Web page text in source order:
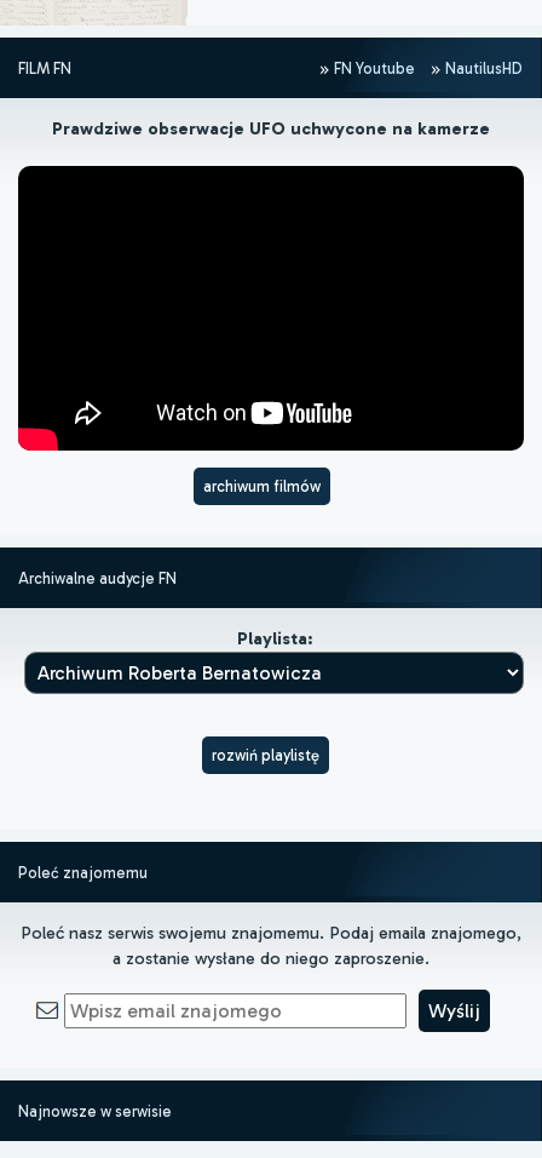
FILM FN FN Youtube NautilusHD
Prawdziwe obserwacje UFO uchwycone na kamerze
archiwum filmów
Archiwalne audycje FN
Playlista:
rozwiń playlistę
Poleć znajomemu
Poleć nasz serwis swojemu znajomemu. Podaj emaila znajomego,
a zostanie wysłane do niego zaproszenie.
Najnowsze w serwisie